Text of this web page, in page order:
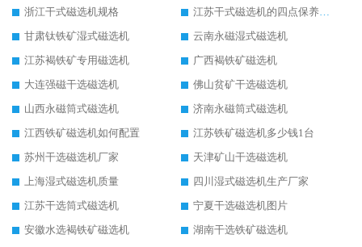
浙江干式磁选机规格
江苏干式磁选机的四点保养秘籍
甘肃钛铁矿湿式磁选机
云南永磁湿式磁选机
江苏褐铁矿专用磁选机
广西褐铁矿磁选机
大连强磁干选磁选机
佛山贫矿干选磁选机
山西永磁筒式磁选机
济南永磁筒式磁选机
江西铁矿磁选机如何配置
江苏铁矿磁选机多少钱1台
苏州干选磁选机厂家
天津矿山干选磁选机
上海湿式磁选机质量
四川湿式磁选机生产厂家
江苏干选筒式磁选机
宁夏干选磁选机图片
安徽水选褐铁矿磁选机
湖南干选铁矿磁选机